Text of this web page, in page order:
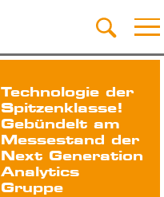
Technologie der
Spitzenklasse!
Gebündelt am
Messestand der
Next Generation
Analytics
Gruppe